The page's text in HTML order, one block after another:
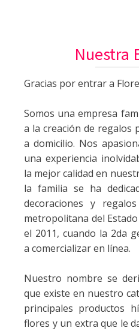
Nuestra
Gracias por entrar a
Somos una empresa
a la creación de regalos
a domicilio. Nos
una experiencia
la mejor calidad en
la familia se ha
decoraciones y
metropolitana del
el 2011, cuando la 2da
a comercializar en línea.
Nuestro nombre se
que existe en nuestro
principales productos
flores y un extra que le